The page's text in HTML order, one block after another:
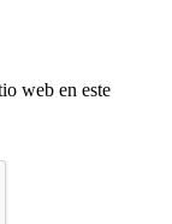
web en este